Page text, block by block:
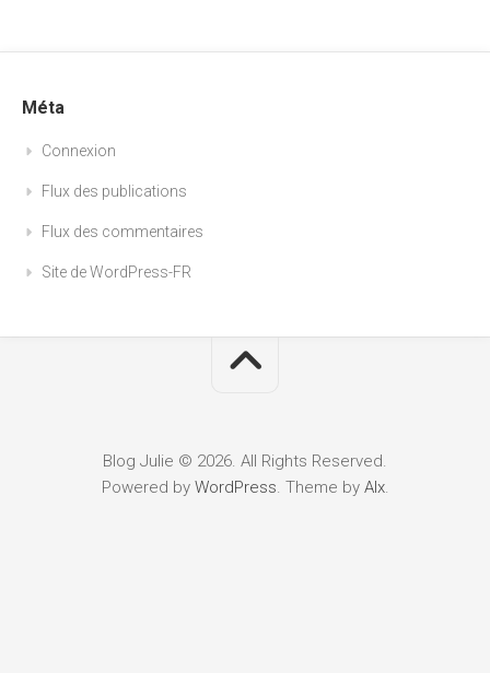
Méta
Connexion
Flux des publications
Flux des commentaires
Site de WordPress-FR
Blog Julie © 2026. All Rights Reserved.
Powered by WordPress. Theme by Alx.